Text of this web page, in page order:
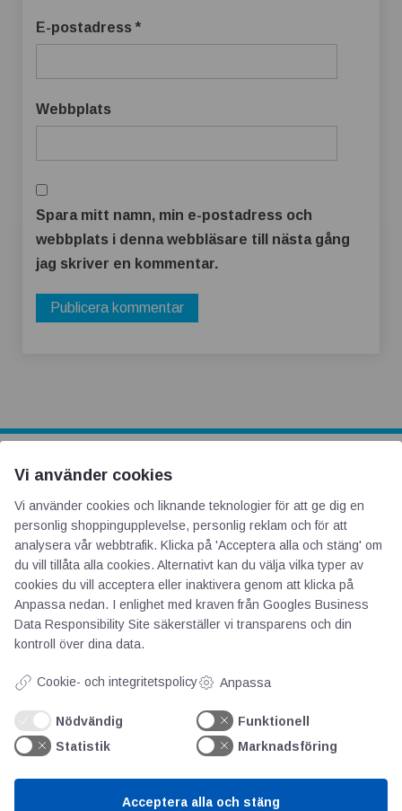
E-postadress *
Webbplats
Spara mitt namn, min e-postadress och
webbplats i denna webbläsare till nästa gång
jag skriver en kommentar.
AOTI
Om oss
Priser
Kontakt
GDPR
SIFU
Chalmers Industriteknik
Vi använder cookies
Vi använder cookies och liknande teknologier för att ge dig en
personlig shoppingupplevelse, personlig reklam och för att
analysera vår webbtrafik. Klicka på 'Acceptera alla och stäng' om
du vill tillåta alla cookies. Alternativt kan du välja vilka typer av
cookies du vill acceptera eller inaktivera genom att klicka på
Anpassa nedan. I enlighet med kraven från Googles Business
Data Responsibility Site säkerställer vi transparens och din
kontroll över dina data.
Cookie- och integritetspolicy Anpassa
Nödvändig
Funktionell
Statistik
Marknadsföring
Acceptera alla och stäng